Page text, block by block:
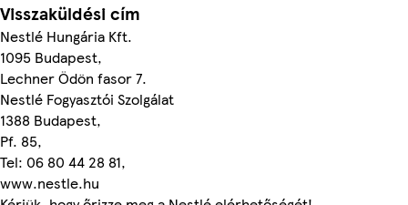
Visszaküldési cím
Nestlé Hungária Kft.
1095 Budapest,
Lechner Ödön fasor 7.
Nestlé Fogyasztói Szolgálat
1388 Budapest,
Pf. 85,
Tel: 06 80 44 28 81,
www.nestle.hu